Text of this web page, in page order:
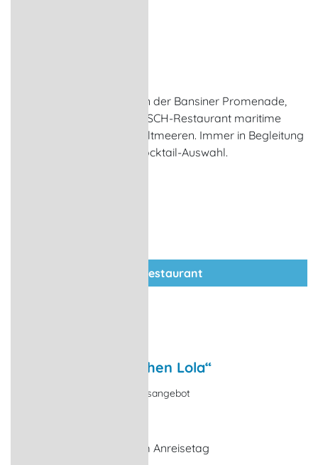
Im „Beachhouse“, direkt an der Bansiner Promenade,
gibt es im gemütlichen GOSCH-Restaurant maritime
Spezialitäten aus allen Weltmeeren. Immer in Begleitung
einer großen Wein- und Cocktail-Auswahl.
zum Restaurant
In der Bar „Zur feschen Lola“
Eventangebot, Kurzurlaubsangebot
Begrüßungsgetränk am Anreisetag